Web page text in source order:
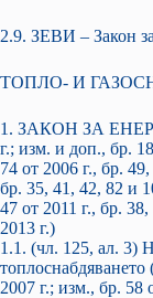
2.9. ЗЕВИ – Закон
ТОПЛО- И
1. ЗАКОН ЗА
г.; изм. и доп., бр.
74 от 2006 г., бр.
бр. 35, 41, 42, 82 и
47 от 2011 г., бр.
2013 г.)
1.1. (чл. 125, ал. 3)
2007 г.; изм., бр. 58